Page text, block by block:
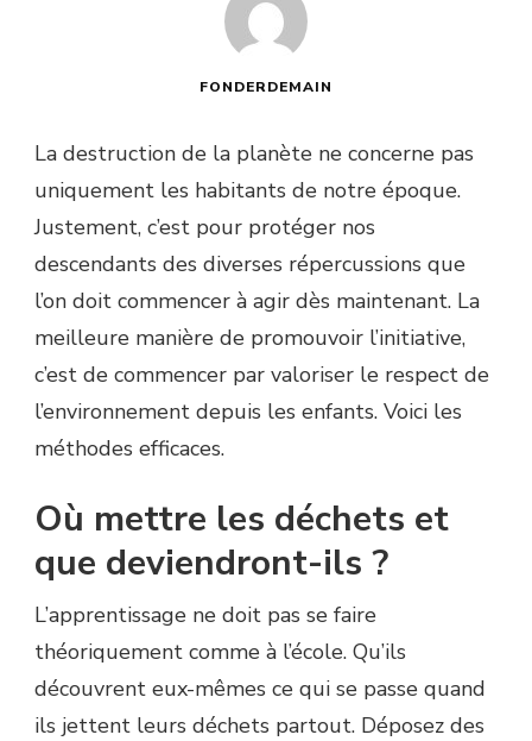
FONDERDEMAIN
La destruction de la planète ne concerne pas
uniquement les habitants de notre époque.
Justement, c’est pour protéger nos
descendants des diverses répercussions que
l’on doit commencer à agir dès maintenant. La
meilleure manière de promouvoir l’initiative,
c’est de commencer par valoriser le respect de
l’environnement depuis les enfants. Voici les
méthodes efficaces.
Où mettre les déchets et
que deviendront-ils ?
L’apprentissage ne doit pas se faire
théoriquement comme à l’école. Qu’ils
découvrent eux-mêmes ce qui se passe quand
ils jettent leurs déchets partout. Déposez des